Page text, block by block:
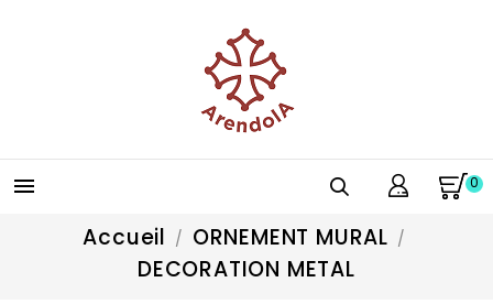
 0
Accueil
ORNEMENT MURAL
DECORATION METAL